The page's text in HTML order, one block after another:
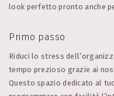
look perfetto pronto anche
Primo passo
Riduci lo stress
tempo prezioso grazie ai
Questo spazio dedicato al